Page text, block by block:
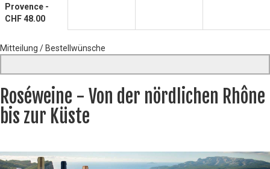
Provence -
CHF 48.00
Mitteilung / Bestellwünsche
Roséweine - Von der nördlichen Rhône
bis zur Küste